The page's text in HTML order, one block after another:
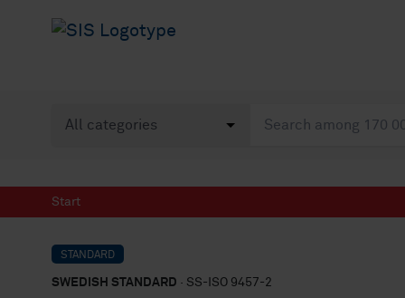
Start
STANDARD
SWEDISH STANDARD · SS-ISO 9457-2